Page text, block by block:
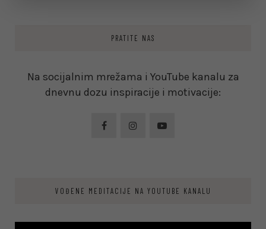
PRATITE NAS
Na socijalnim mrežama i YouTube kanalu za
dnevnu dozu inspiracije i motivacije:
VOĐENE MEDITACIJE NA YOUTUBE KANALU